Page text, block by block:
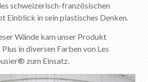
schweizerisch-französischen
Einblick in sein plastisches Denken.
Wände kam unser Produkt
in diversen Farben von Les
zum Einsatz.